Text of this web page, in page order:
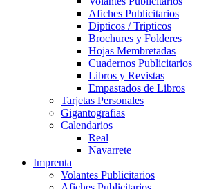
Afiches Publicitarios
Dipticos / Tripticos
Brochures y Folderes
Hojas Membretadas
Cuadernos Publicitarios
Libros y Revistas
Empastados de Libros
Tarjetas Personales
Gigantografias
Calendarios
Real
Navarrete
Imprenta
Volantes Publicitarios